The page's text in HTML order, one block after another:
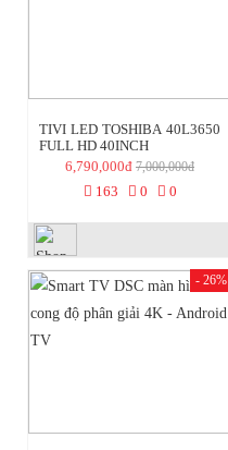
TIVI LED TOSHIBA 40L3650
FULL HD 40INCH
6,790,000đ 7,000,000đ
163 0 0
- 26%